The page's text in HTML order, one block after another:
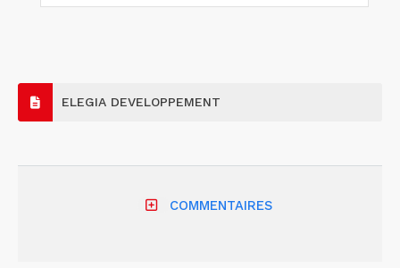
ELEGIA DEVELOPPEMENT
COMMENTAIRES